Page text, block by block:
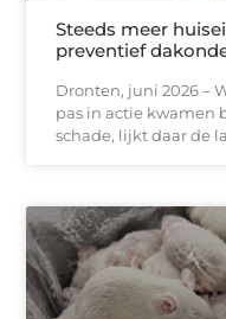
Steeds meer
preventief
Dronten, juni 2026 –
pas in actie kwamen
schade, lijkt daar de